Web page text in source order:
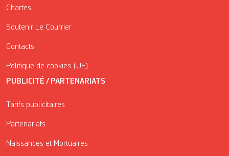
Chartes
Soutenir Le Courrier
Contacts
Politique de cookies (UE)
PUBLICITÉ / PARTENARIATS
Tarifs publicitaires
Partenariats
Naissances et Mortuaires